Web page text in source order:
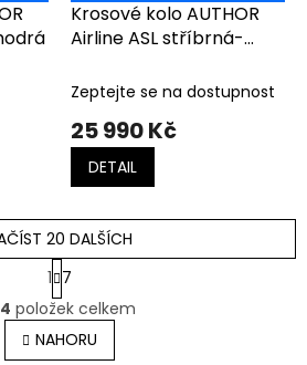
Krosové kolo AUTHOR
Airline ASL stříbrná-
Zeptejte se na dostupnost
25 990 Kč
DETAIL
O
v
l
20 DALŠÍCH
S
t
r
á
n
1 7
položek celkem
NAHORU